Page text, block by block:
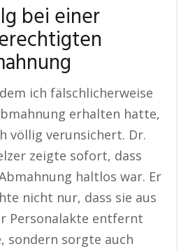
bei einer
ich fälschlicherweise
erhalten hatte,
völlig verunsichert. Dr.
zeigte sofort, dass
haltlos war. Er
nicht nur, dass sie aus
Personalakte entfernt
sondern sorgte auch